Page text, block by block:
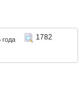
года
1782